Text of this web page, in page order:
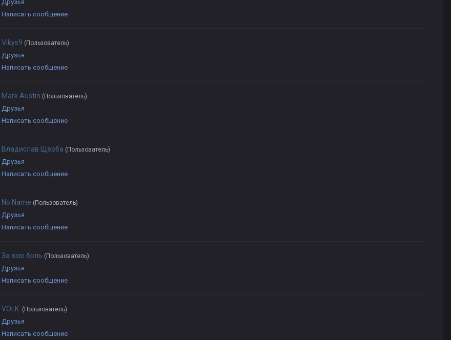
Друзья
Написать сообщение
Vikys9 (Пользователь)
Друзья
Написать сообщение
Mark Austin (Пользователь)
Друзья
Написать сообщение
Владислав Щерба (Пользователь)
Друзья
Написать сообщение
No Name (Пользователь)
Друзья
Написать сообщение
За всю боль (Пользователь)
Друзья
Написать сообщение
VOLK. (Пользователь)
Друзья
Написать сообщение